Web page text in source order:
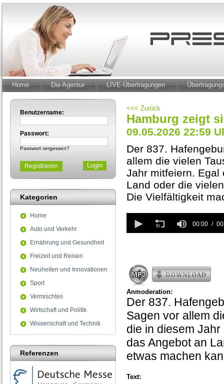
Home Die Agentur LIVE-Übertragungen
Benutzername:
Passwort:
Passwort vergessen?
Registrieren
Kategorien
Home
Auto und Verkehr
Ernährung und Gesundheit
Freizeit und Reisen
Neuheiten und Innovationen
Sport
Vermischtes
Wirtschaft und Politik
Wissenschaft und Technik
Referenzen
<<< Zurück
Hamburg zeigt
09.05.2026 22:59
Der 837.
allem die vielen
Jahr mitfeiern. Egal
Land oder die
Die Vielfältigkeit
seconds
of
00:00
Anmoderation:
Der 837.
Sagen vor allem
die in diesem
das Angebot an
etwas machen
Text: